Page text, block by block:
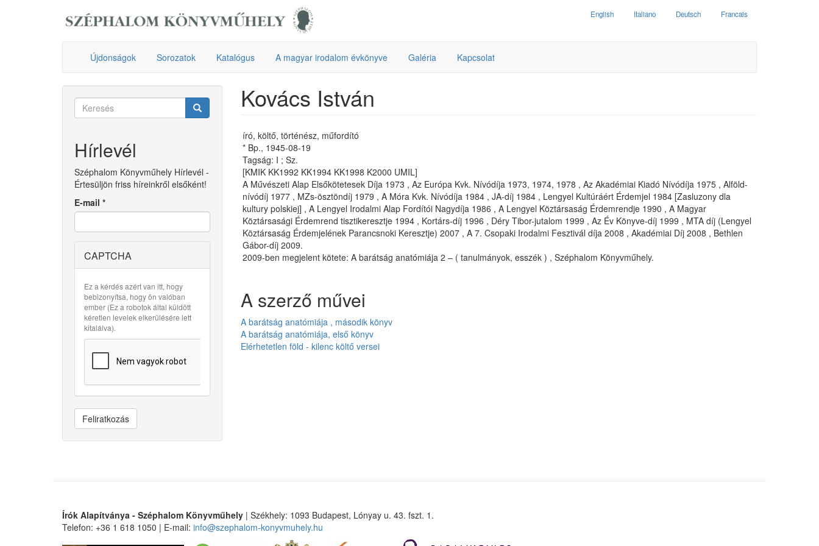
English Italiano Deutsch Francais
Újdonságok Sorozatok Katalógus A magyar irodalom évkönyve Galéria Kapcsolat
Keresés
Hírlevél
Széphalom Könyvműhely Hírlevél -
Értesüljön friss híreinkről elsőként!
E-mail *
CAPTCHA
Ez a kérdés azért van itt, hogy
bebizonyítsa, hogy ön valóban
ember (Ez a robotok által küldött
kéretlen levelek elkerülésére lett
kitalálva).
Feliratkozás
Kovács István
író, költő, történész, műfordító
* Bp., 1945-08-19
Tagság: I ; Sz.
[KMIK KK1992 KK1994 KK1998 K2000 UMIL]
A Művészeti Alap Elsőkötetesek Díja 1973 , Az Európa Kvk. Nívódíja 1973, 1974, 1978 , Az Akadémiai Kiadó Nívódíja 1975 , Alföld-
nívódíj 1977 , MZs-ösztöndíj 1979 , A Móra Kvk. Nívódíja 1984 , JA-díj 1984 , Lengyel Kultúráért Érdemjel 1984 [Zasluzony dla
kultury polskiej] , A Lengyel Irodalmi Alap Fordítói Nagydíja 1986 , A Lengyel Köztársaság Érdemrendje 1990 , A Magyar
Köztársasági Érdemrend tisztikeresztje 1994 , Kortárs-díj 1996 , Déry Tibor-jutalom 1999 , Az Év Könyve-díj 1999 , MTA díj (Lengyel
Köztársaság Érdemjelének Parancsnoki Keresztje) 2007 , A 7. Csopaki Irodalmi Fesztivál díja 2008 , Akadémiai Díj 2008 , Bethlen
Gábor-díj 2009.
2009-ben megjelent kötete: A barátság anatómiája 2 – ( tanulmányok, esszék ) , Széphalom Könyvműhely.
A szerző művei
A barátság anatómiája , második könyv
A barátság anatómiája, első könyv
Elérhetetlen föld - kilenc költő versei
Írók Alapítványa - Széphalom Könyvműhely | Székhely: 1093 Budapest, Lónyay u. 43. fszt. 1.
Telefon: +36 1 618 1050 | E-mail: info@szephalom-konyvmuhely.hu